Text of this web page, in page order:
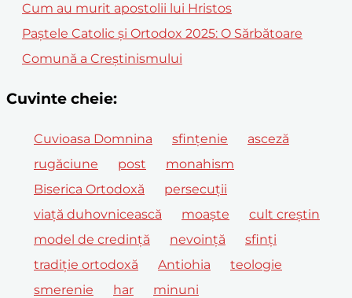
Cum au murit apostolii lui Hristos
Paștele Catolic și Ortodox 2025: O Sărbătoare
Comună a Creștinismului
Cuvinte cheie:
Cuvioasa Domnina sfințenie
asceză
rugăciune
post
monahism
Biserica Ortodoxă
persecuții
viață duhovnicească
moaște
cult creștin
model de credință
nevoință
sfinți
tradiție ortodoxă
Antiohia
teologie
smerenie
har minuni